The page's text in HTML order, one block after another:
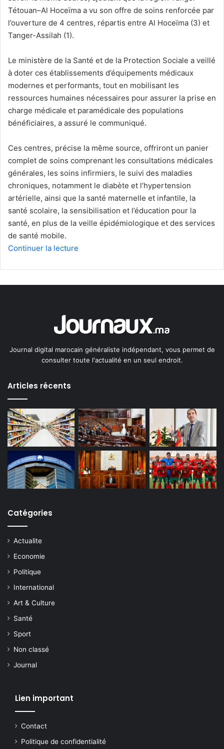
Tétouan–Al Hoceïma a vu son offre de soins renforcée par
l’ouverture de 4 centres, répartis entre Al Hoceïma (3) et
Tanger-Assilah (1).
Le ministère de la Santé et de la Protection Sociale a veillé
à doter ces établissements d’équipements médicaux
modernes et performants, tout en mobilisant les
ressources humaines nécessaires pour assurer la prise en
charge médicale et paramédicale des populations
bénéficiaires, a assuré le communiqué.
Ces centres, précise la même source, offriront un panier
complet de soins comprenant les consultations médicales
générales, les soins infirmiers, le suivi des maladies
chroniques, notamment le diabète et l’hypertension
artérielle, ainsi que la santé maternelle et infantile, la
santé scolaire, la sensibilisation et l’éducation pour la
santé, en plus de la veille épidémiologique et des services
de santé mobile.
Continuer la lecture
Journal digital marocain généraliste indépendant, vous permet de
consulter toute l'actualité en un seul endroit.
Articles récents
Catégories
Actualite
Economie
Politique
International
Art & Culture
Santé
Sport
Non classé
Journal
Lien important
Contact
Politique de confidentialité